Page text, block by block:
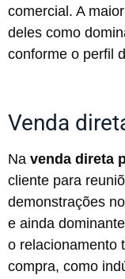
comercial. A
deles como
conforme o perfil
Venda
Na venda direta
cliente para
demonstrações
e ainda
o relacionamento
compra, como